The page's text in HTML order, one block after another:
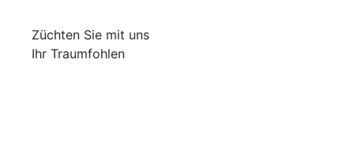
Züchten Sie mit uns
Ihr Traumfohlen